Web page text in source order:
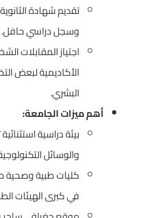
تقديم شهادة
وسجل دراسي حافل.
اجتياز المقابلات
الأكاديمية لبعض
البشري.
أهم ميزات الجامعة:
بيئة دراسية
والوسائل
كليات طبية وصحية
في كبرى الهيئات